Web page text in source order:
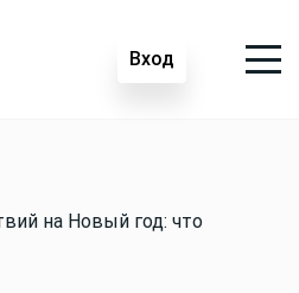
Вход
на Новый год: что